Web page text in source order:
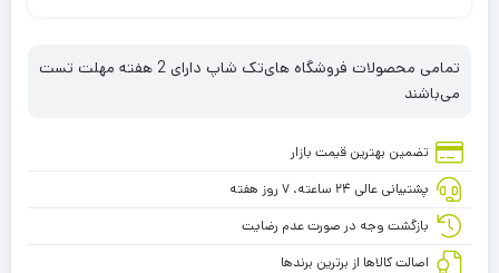
تمامی محصولات فروشگاه های‌تک شاپ دارای 2 هفته مهلت تست
می‌باشند
تضمین بهترین قیمت بازار
پشتیبانی عالی ۲۴ ساعته، ۷ روز هفته
بازگشت وجه در صورت عدم رضایت
اصالت کالاها از برترین برندها